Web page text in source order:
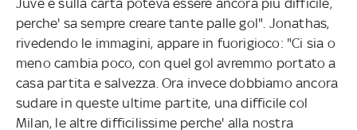
perche' sa sempre creare tante palle gol". Jonathas,
rivedendo le immagini, appare in fuorigioco: "Ci sia o
meno cambia poco, con quel gol avremmo portato a
casa partita e salvezza. Ora invece dobbiamo ancora
sudare in queste ultime partite, una difficile col
Milan, le altre difficilissime perche' alla nostra